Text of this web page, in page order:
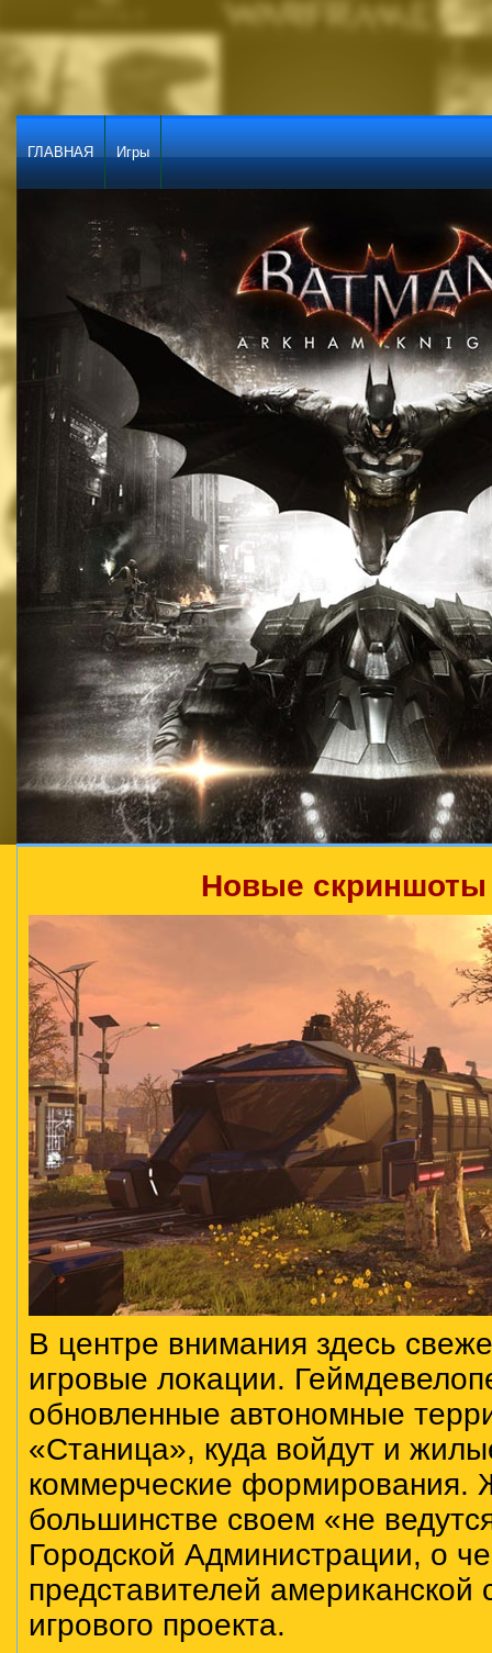
ГЛАВНАЯ Игры
Новые скриншоты
В центре внимания здесь
игровые локации.
обновленные автономные
«Станица», куда войдут и
коммерческие формирования.
большинстве своем «не
Городской Администрации, о
представителей американской
игрового проекта.